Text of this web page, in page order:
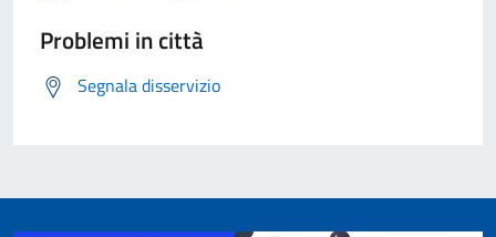
Problemi in città
Segnala disservizio